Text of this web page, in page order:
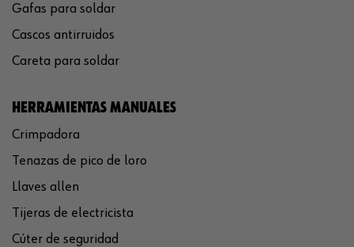
Gafas para soldar
Cascos antirruidos
Careta para soldar
HERRAMIENTAS MANUALES
Crimpadora
Tenazas de pico de loro
Llaves allen
Tijeras de electricista
Cúter de seguridad